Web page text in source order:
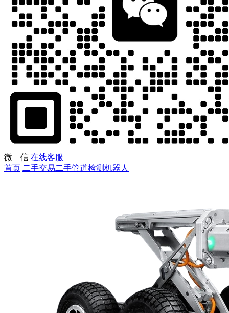
微 信 在线客服
首页 二手交易二手管道检测机器人